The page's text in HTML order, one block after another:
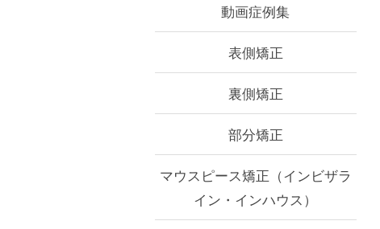
動画症例集
表側矯正
裏側矯正
部分矯正
マウスピース矯正（インビザラ
イン・インハウス）